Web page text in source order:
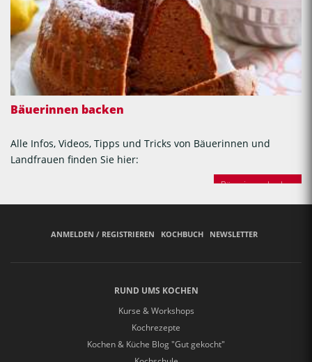
Bäuerinnen backen
Alle Infos, Videos, Tipps und Tricks von Bäuerinnen und
Landfrauen finden Sie hier:
Bäuerinnen backen
ANMELDEN / REGISTRIEREN KOCHBUCH NEWSLETTER
RUND UMS KOCHEN
Kurse & Workshops
Kochrezepte
Kochen & Küche Blog "Gut gekocht"